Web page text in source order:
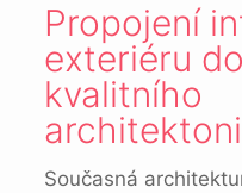
Propojení
exteriéru
kvalitního
Současná